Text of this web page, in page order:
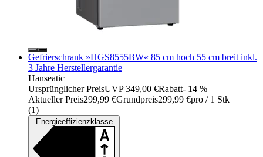
Gefrierschrank »HGS8555BW« 85 cm hoch 55 cm breit inkl.
3 Jahre Herstellergarantie
Hanseatic
Ursprünglicher PreisUVP 349,00 €Rabatt- 14 %
Aktueller Preis299,99 €Grundpreis299,99 €pro / 1 Stk
(1)
Energieeffizienzklasse